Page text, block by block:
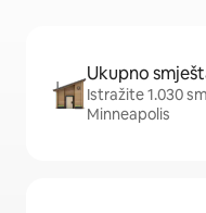
Ukupno
Istražite 1.030
Minneapolis